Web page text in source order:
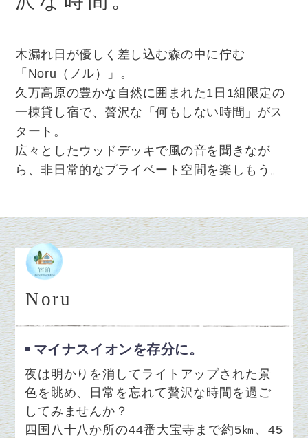
木漏れ日が優しく差し込む森の中に佇む
「Noru（ノル）」。
久万高原の豊かな自然に囲まれた1日1組限定の
一棟貸し宿で、贅沢な「何もしない時間」がス
タート。
広々としたウッドデッキで風の音を聞きなが
ら、非日常的なプライベート空間を楽しもう。
Noru
マイナスイオンを存分に。
夜は明かりを消してライトアップされた景
色を眺め、日常を忘れて贅沢な時間を過ご
してみませんか？
四国八十八か所の44番大宝寺まで約5㎞、45